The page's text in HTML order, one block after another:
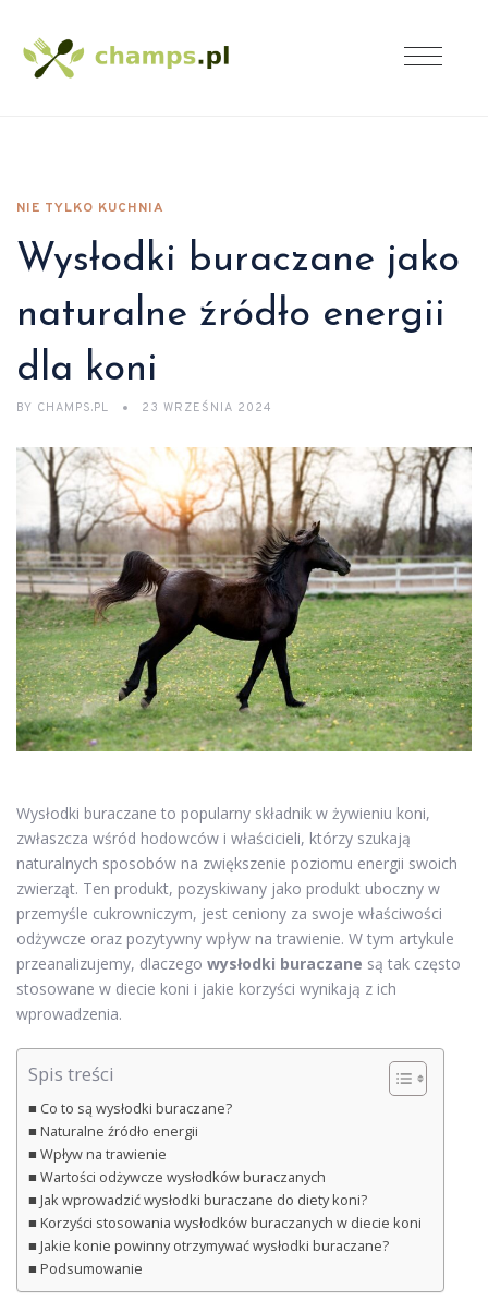
NIE TYLKO KUCHNIA
Wysłodki buraczane jako
naturalne źródło energii
dla koni
BY CHAMPS.PL 23 WRZEŚNIA 2024
Wysłodki buraczane to popularny składnik w żywieniu koni,
zwłaszcza wśród hodowców i właścicieli, którzy szukają
naturalnych sposobów na zwiększenie poziomu energii swoich
zwierząt. Ten produkt, pozyskiwany jako produkt uboczny w
przemyśle cukrowniczym, jest ceniony za swoje właściwości
odżywcze oraz pozytywny wpływ na trawienie. W tym artykule
przeanalizujemy, dlaczego wysłodki buraczane są tak często
stosowane w diecie koni i jakie korzyści wynikają z ich
wprowadzenia.
Spis treści
Co to są wysłodki buraczane?
Naturalne źródło energii
Wpływ na trawienie
Wartości odżywcze wysłodków buraczanych
Jak wprowadzić wysłodki buraczane do diety koni?
Korzyści stosowania wysłodków buraczanych w diecie koni
Jakie konie powinny otrzymywać wysłodki buraczane?
Podsumowanie